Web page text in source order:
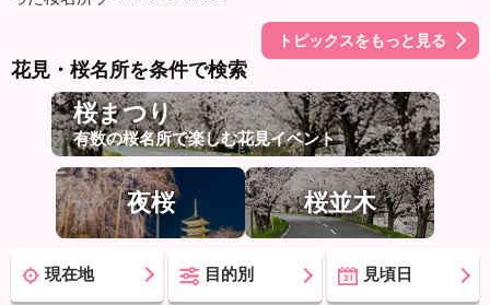
トピックスをもっと見る
花見・桜名所を条件で検索
桜まつり
有数の桜名所で楽しむ花見イベント
夜桜 桜並木
現在地 目的別 見頃日